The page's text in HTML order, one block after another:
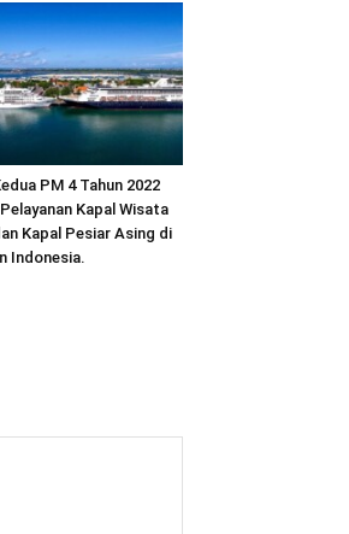
PM 4 Tahun 2022
Kapal Wisata
Kapal Pesiar Asing di
Indonesia.